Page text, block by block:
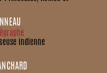
indienne